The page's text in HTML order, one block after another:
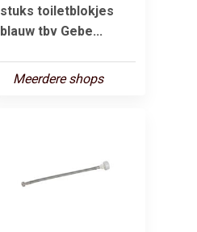
stuks toiletblokjes
blauw tbv Gebe...
Meerdere shops